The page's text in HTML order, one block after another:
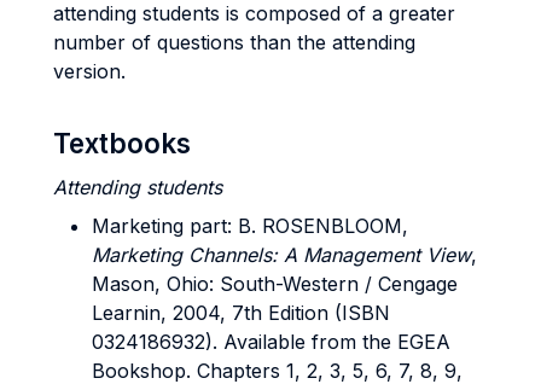
attending students is composed of a greater
number of questions than the attending
version.
Textbooks
Attending students
Marketing part: B. ROSENBLOOM,
Marketing Channels: A Management View,
Mason, Ohio: South-Western / Cengage
Learnin, 2004, 7th Edition (ISBN
0324186932). Available from the EGEA
Bookshop. Chapters 1, 2, 3, 5, 6, 7, 8, 9,